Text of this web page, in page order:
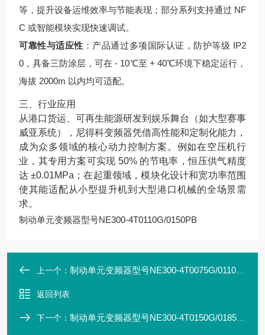
等，提升设备运维效率与节能表现；部分系列支持通过 NF
C 或智能模块实现快速调试。
可靠性与适应性 ：产品通过多项国际认证，防护等级 IP2
0，具备三防涂层，可在 - 10℃至 + 40℃环境下稳定运行，
海拔 2000m 以内均可适配。
三、行业应用
从港口货运、可再生能源研发到娱乐舞台（如大型赛事
威亚系统），尼得科变频器凭借高性能和定制化能力，
成为众多领域的核心动力控制方案。例如在空压机行
业，其专用方案可实现 50% 的节电率，恒压供气精度
达 ±0.01MPa；在起重领域，模块化设计和宽功率范围
使其能适配从小型提升机到大型港口机械的全场景需
求。
制动单元变频器型号NE300-4T0110G/0150PB
上一个： 制动单元变频器型号NE300-4T0075G/0110PB
返回列表
下一个： 制动单元变频器型号NE300-4T0150G/0185PB